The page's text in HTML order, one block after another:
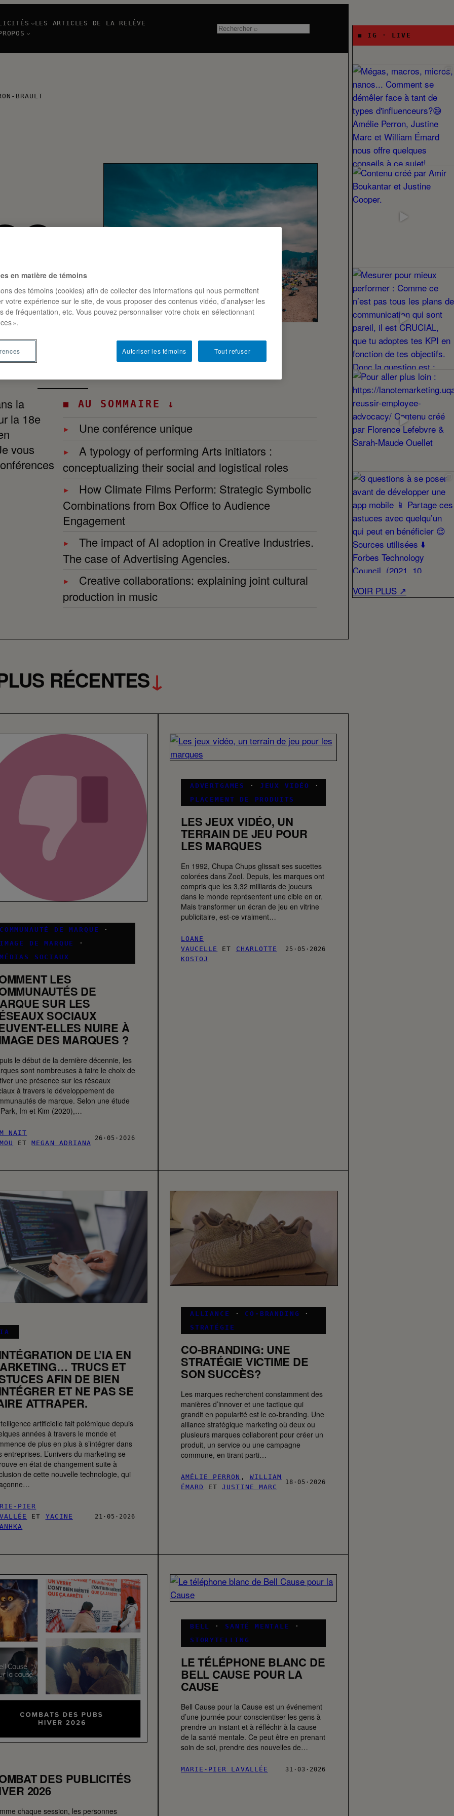
LES ARTICLES DE LA RELÈVE
Rechercher
BRAULT
–
la
la 18e
vous
◼ AU SOMMAIRE ↓
Une conférence unique
A typology of performing Arts initiators :
conceptualizing their social and logistical roles
How Climate Films Perform: Strategic Symbolic
Combinations from Box Office to Audience
Engagement
The impact of AI adoption in Creative Industries.
The case of Advertising Agencies.
Creative collaborations: explaining joint cultural
production in music
RÉCENTES↓
COMMUNAUTÉ DE MARQUE
·
IMAGE DE MARQUE
·
MÉDIAS SOCIAUX
LES
DE
SUR LES
SOCIAUX
ELLES NUIRE À
DES MARQUES ?
le début de la dernière décennie, les
sont nombreuses à faire le choix de
une présence sur les réseaux
à travers le développement de
de marque. Selon une étude
Im et Kim (2020),…
NAIT
ETMEGAN ADRIANA
26·05·2026
ADVERTGAMES · JEUX VIDÉO
·
PLACEMENT DE PRODUITS
LES JEUX VIDÉO, UN
TERRAIN DE JEU POUR
LES MARQUES
En 1992, Chupa Chups glissait ses sucettes
colorées dans Zool. Depuis, les marques ont
compris que les 3,32 milliards de joueurs
dans le monde représentent une cible en or.
Mais transformer un écran de jeu en vitrine
publicitaire, est-ce vraiment…
LOANE
VAUCELLE
ET CHARLOTTE
KOSTOJ
25·05·2026
IA
DE L’IA EN
TRUCS ET
AFIN DE BIEN
ET NE PAS SE
ATTRAPER.
artificielle fait polémique depuis
années à travers le monde et
de plus en plus à s’intégrer dans
entreprises. L’univers du marketing se
en état de changement suite à
de cette nouvelle technologie, qui
PIER
ET YACINE
21·05·2026
ALLIANCE · CO-BRANDING
·
STRATÉGIE
CO-BRANDING: UNE
STRATÉGIE VICTIME DE
SON SUCCÈS?
Les marques recherchent constamment des
manières d’innover et une tactique qui
grandit en popularité est le co-branding. Une
alliance stratégique marketing où deux ou
plusieurs marques collaborent pour créer un
produit, un service ou une campagne
commune, en tirant parti…
AMÉLIE PERRON , WILLIAM
ÉMARD
ETJUSTINE MARC
18·05·2026
DES PUBLICITÉS
2026
chaque session, les personnes
BELL · SANTÉ MENTALE
·
STORYTELLING
LE TÉLÉPHONE BLANC DE
BELL CAUSE POUR LA
CAUSE
Bell Cause pour la Cause est un événement
d’une journée pour conscientiser les gens à
prendre un instant et à réfléchir à la cause
de la santé mentale. Ce peut être en prenant
soin de soi, prendre des nouvelles de…
MARIE-PIER LAVALLÉE 31·03·2026
◼ IG · LIVE
VOIR PLUS ↗
en matière de témoins
des témoins (cookies) afin de collecter des informations qui nous permettent
votre expérience sur le site, de vous proposer des contenus vidéo, d’analyser les
de fréquentation, etc. Vous pouvez personnaliser votre choix en sélectionnant
».
Tout refuser
Autoriser les témoins